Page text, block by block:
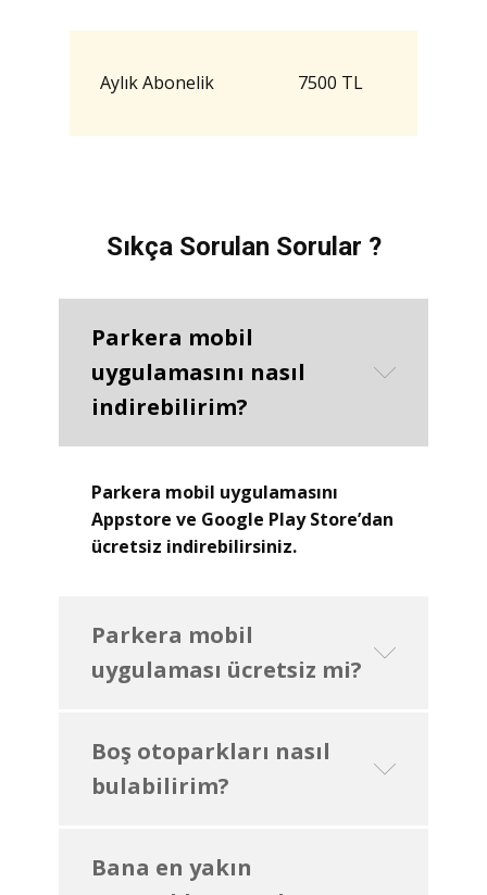
Aylık Abonelik 7500 TL
Sıkça Sorulan Sorular ?
Parkera mobil
uygulamasını nasıl
indirebilirim?
Parkera mobil uygulamasını
Appstore ve Google Play Store’dan
ücretsiz indirebilirsiniz.
Parkera mobil
uygulaması ücretsiz mi?
Boş otoparkları nasıl
bulabilirim?
Bana en yakın